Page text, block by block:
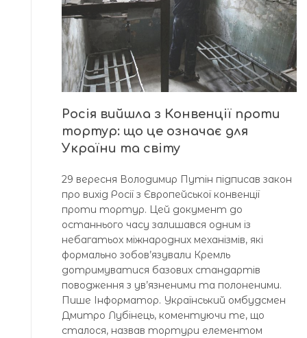
Росія вийшла з Конвенції проти
тортур: що це означає для
України та світу
29 вересня Володимир Путін підписав закон
про вихід Росії з Європейської конвенції
проти тортур. Цей документ до
останнього часу залишався одним із
небагатьох міжнародних механізмів, які
формально зобов’язували Кремль
дотримуватися базових стандартів
поводження з ув’язненими та полоненими.
Пише Інформатор. Український омбудсмен
Дмитро Лубінець, коментуючи те, що
сталося, назвав тортури елементом